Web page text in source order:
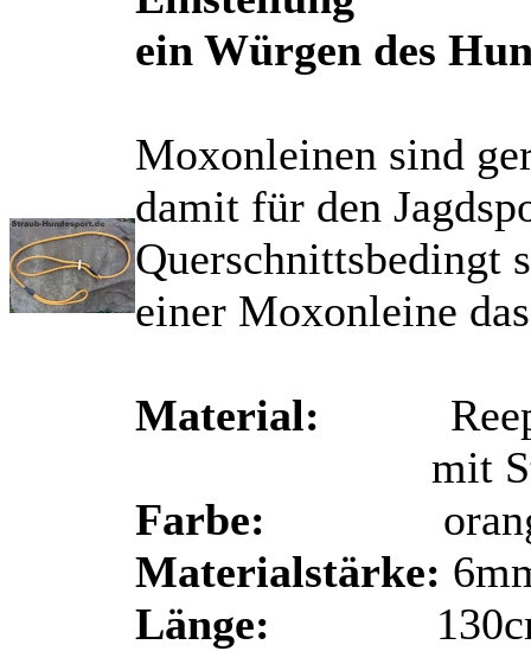
ein Würgen des
Moxonleinen sind
damit für den
Querschnittsbedingt
einer Moxonleine
Material: Reep-
mit Stop
Farbe:
Materialstärke:
Länge: